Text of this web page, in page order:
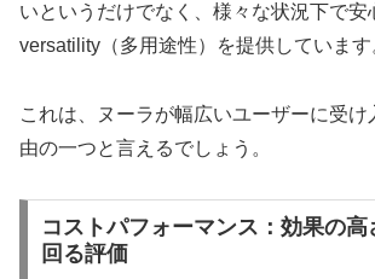
いというだけでなく、様々な状況下で安
versatility（多用途性）を提供しています
これは、ヌーラが幅広いユーザーに受け
由の一つと言えるでしょう。
コストパフォーマンス：効果の
回る評価